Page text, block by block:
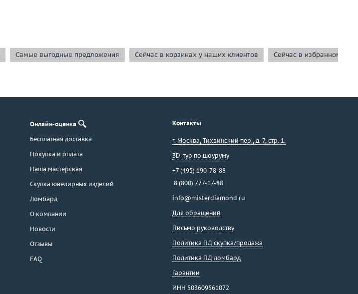
Самые выгодные предложения Сейчас в корзинах у наших клиентов Сейчас в избранном у
Онлайн-оценка
Бесплатная доставка
Покупка и оплата
Наша мастерская
Скупка ювелирных изделий
Ломбард
О компании
Новости
Отзывы
FAQ
Контакты
г. Москва, Тихвинский пер., д. 7, стр. 1.
3D-тур по шоуруму
+7 (495) 190-78-88
8 (800) 777-17-88
info@misterdiamond.ru
Для обращений
Письмо руководству
Политика ПД скупка/продажа
Политика ПД ломбард
Гарантии
ИНН 503609561072